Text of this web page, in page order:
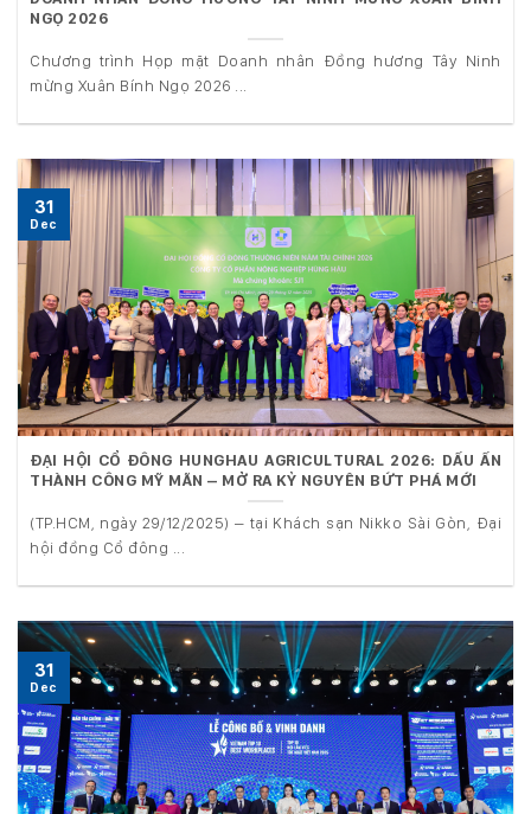
NGỌ 2026
Chương trình Họp mặt Doanh nhân Đồng hương Tây Ninh
mừng Xuân Bính Ngọ 2026 ...
ĐẠI HỘI CỔ ĐÔNG HUNGHAU AGRICULTURAL 2026: DẤU ẤN
THÀNH CÔNG MỸ MÃN – MỞ RA KỶ NGUYÊN BỨT PHÁ MỚI
(TP.HCM, ngày 29/12/2025) – tại Khách sạn Nikko Sài Gòn, Đại
hội đồng Cổ đông ...
31
Dec
31
Dec